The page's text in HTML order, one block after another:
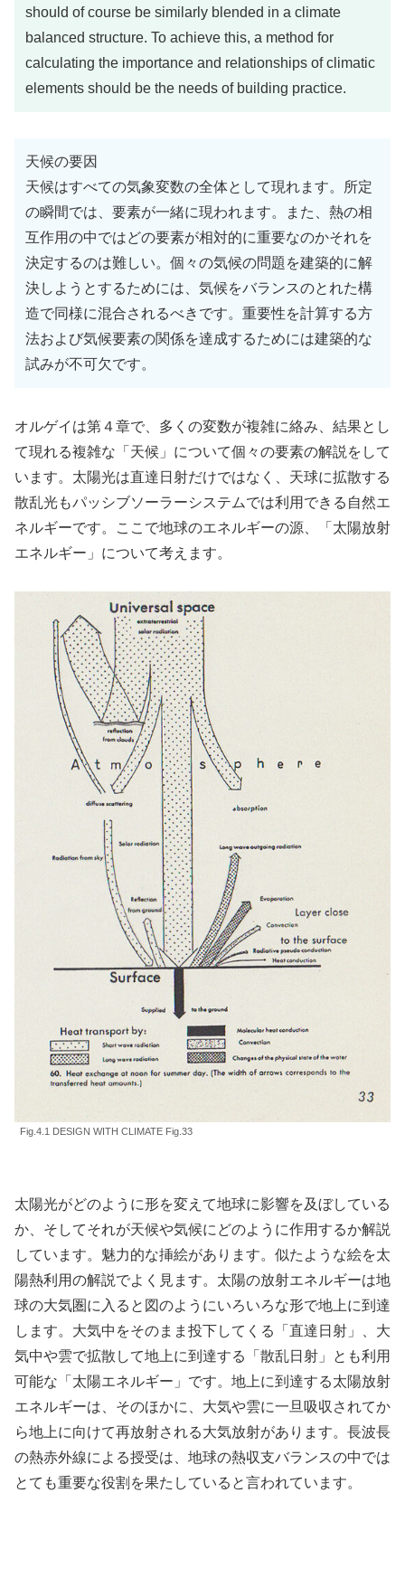
should of course be similarly blended in a climate
balanced structure. To achieve this, a method for
calculating the importance and relationships of climatic
elements should be the needs of building practice.
天候の要因
天候はすべての気象変数の全体として現れます。所定
の瞬間では、要素が一緒に現われます。また、熱の相
互作用の中ではどの要素が相対的に重要なのかそれを
決定するのは難しい。個々の気候の問題を建築的に解
決しようとするためには、気候をバランスのとれた構
造で同様に混合されるべきです。重要性を計算する方
法および気候要素の関係を達成するためには建築的な
試みが不可欠です。
オルゲイは第４章で、多くの変数が複雑に絡み、結果とし
て現れる複雑な「天候」について個々の要素の解説をして
います。太陽光は直達日射だけではなく、天球に拡散する
散乱光もパッシブソーラーシステムでは利用できる自然エ
ネルギーです。ここで地球のエネルギーの源、「太陽放射
エネルギー」について考えます。
Fig.4.1 DESIGN WITH CLIMATE Fig.33
太陽光がどのように形を変えて地球に影響を及ぼしている
か、そしてそれが天候や気候にどのように作用するか解説
しています。魅力的な挿絵があります。似たような絵を太
陽熱利用の解説でよく見ます。太陽の放射エネルギーは地
球の大気圏に入ると図のようにいろいろな形で地上に到達
します。大気中をそのまま投下してくる「直達日射」、大
気中や雲で拡散して地上に到達する「散乱日射」とも利用
可能な「太陽エネルギー」です。地上に到達する太陽放射
エネルギーは、そのほかに、大気や雲に一旦吸収されてか
ら地上に向けて再放射される大気放射があります。長波長
の熱赤外線による授受は、地球の熱収支バランスの中では
とても重要な役割を果たしていると言われています。